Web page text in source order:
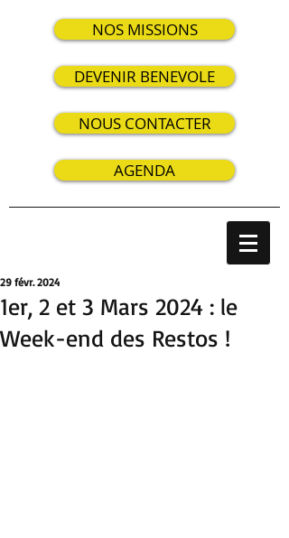
NOS MISSIONS
DEVENIR BENEVOLE
NOUS CONTACTER
AGENDA
1er, 2 et 3 Mars 2024 : le
Week-end des Restos !
29 févr. 2024